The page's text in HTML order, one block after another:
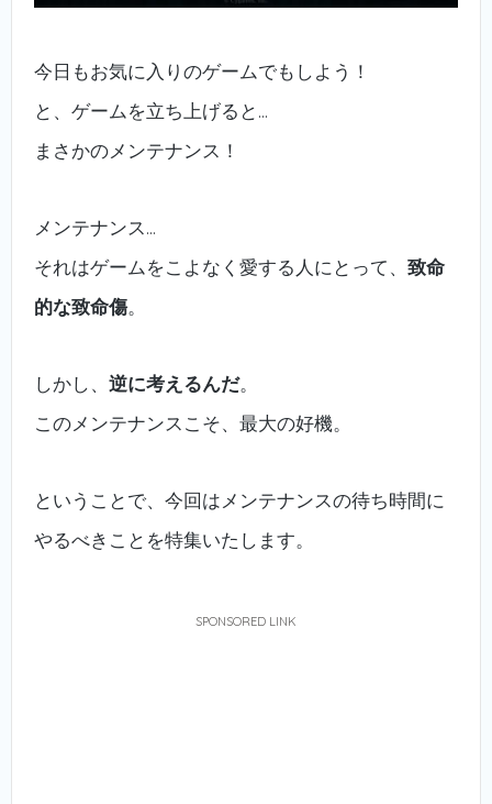
今日もお気に入りのゲームでもしよう！
と、ゲームを立ち上げると…
まさかのメンテナンス！
メンテナンス…
それはゲームをこよなく愛する人にとって、 致命
的な致命傷。
しかし、 逆に考えるんだ。
このメンテナンスこそ、最大の好機。
ということで、今回はメンテナンスの待ち時間に
やるべきことを特集いたします。
SPONSORED LINK